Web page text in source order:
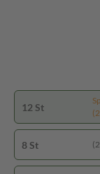
12 St
8 St